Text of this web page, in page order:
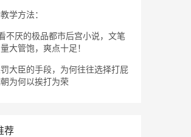
学方法：
不厌的极品都市后宫小说，文笔
大管饱，爽点十足！
大臣的手段，为何往往选择打屁
为何以挨打为荣
荐